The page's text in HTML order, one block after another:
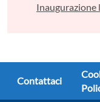
Inaugurazione
Contattaci